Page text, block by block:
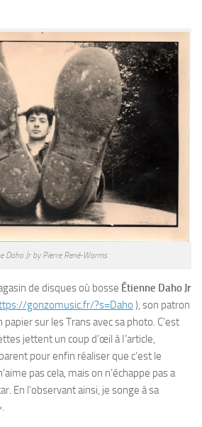
Daho Jr by Pierre René-Worms
de disques où bosse Étienne Daho Jr
gonzomusic.fr/?s=Daho ), son patron
sur les Trans avec sa photo. C’est
jettent un coup d’œil à I’article,
pour enfin réaliser que c’est le
pas cela, mais on n’échappe pas a
En l’observant ainsi, je songe à sa